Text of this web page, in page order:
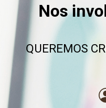
Nos
QUEREMOS